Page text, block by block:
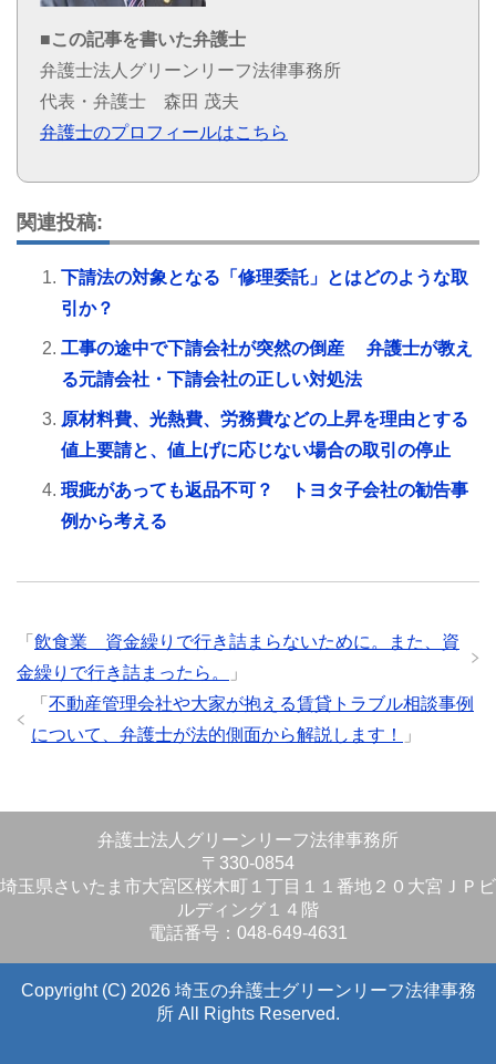
■この記事を書いた弁護士
弁護士法人グリーンリーフ法律事務所
代表・弁護士 森田 茂夫
弁護士のプロフィールはこちら
関連投稿:
下請法の対象となる「修理委託」とはどのような取
引か？
工事の途中で下請会社が突然の倒産 弁護士が教え
る元請会社・下請会社の正しい対処法
原材料費、光熱費、労務費などの上昇を理由とする
値上要請と、値上げに応じない場合の取引の停止
瑕疵があっても返品不可？ トヨタ子会社の勧告事
例から考える
「 飲食業 資金繰りで行き詰まらないために。また、資
金繰りで行き詰まったら。
」
「 不動産管理会社や大家が抱える賃貸トラブル相談事例
について、弁護士が法的側面から解説します！
」
弁護士法人グリーンリーフ法律事務所
〒330-0854
埼玉県さいたま市大宮区桜木町１丁目１１番地２０大宮ＪＰビ
ルディング１４階
電話番号：048-649-4631
Copyright (C) 2026 埼玉の弁護士グリーンリーフ法律事務
所 All Rights Reserved.